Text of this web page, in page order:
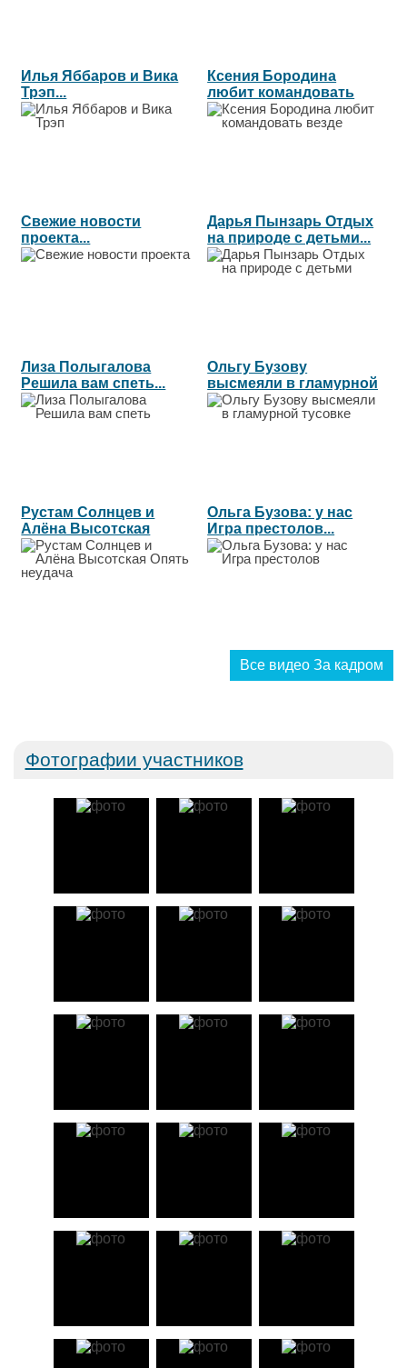
Илья Яббаров и Вика
Трэп...
Ксения Бородина
любит командовать
везде...
Свежие новости
проекта...
Дарья Пынзарь Отдых
на природе с детьми...
Лиза Полыгалова
Решила вам спеть...
Ольгу Бузову
высмеяли в гламурной
тусовке...
Рустам Солнцев и
Алёна Высотская
Опять неудача...
Ольга Бузова: у нас
Игра престолов...
Все видео За кадром
Фотографии участников